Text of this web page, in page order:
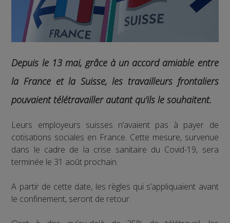
Depuis le 13 mai, grâce à un accord amiable entre
la France et la Suisse, les travailleurs frontaliers
pouvaient télétravailler autant qu'ils le souhaitent.
Leurs employeurs suisses n’avaient pas à payer de
cotisations sociales en France. Cette mesure, survenue
dans le cadre de la crise sanitaire du Covid-19, sera
terminée le 31 août prochain.
A partir de cette date, les règles qui s’appliquaient avant
le confinement, seront de retour.